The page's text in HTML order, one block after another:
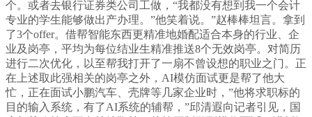
个。或者去银行证券类公司工做，“我都没有想到我一个会计
专业的学生能够做出产办理。”他笑着说。”赵棒棒坦言。拿到
了3个offer。借帮智能东西更精准地婚配适合本身的行业、企
业及岗亭，平均为每位结业生精准推送8个无效岗亭。对简历
进行二次优化，以至帮我打开了一扇不曾设想的职业之门。正
在上述取此强相关的岗亭之外，AI模仿面试更是帮了他大
忙，正在面试小鹏汽车、壳牌等几家企业时，”他将求职标的
目的输入系统，有了AI系统的辅帮，”邱清遐向记者引见，国